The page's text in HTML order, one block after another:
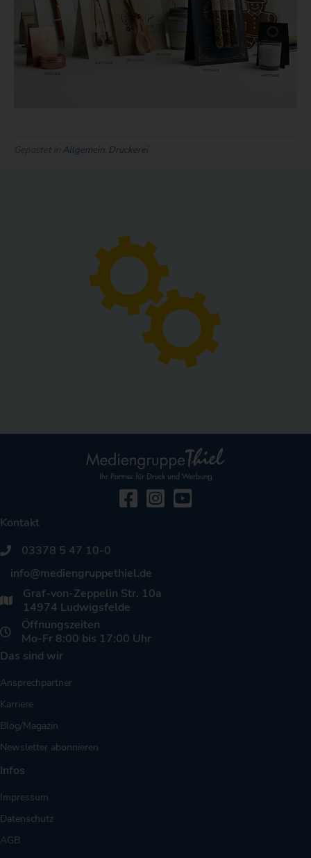
Gepostet in Allgemein, Druckerei
FacebookInstagramm
YouTube
Kontakt
03378 5 47 10-0
info@mediengruppethiel.de
Graf-von-Zeppelin Str. 10a
14974 Ludwigsfelde
Öffnungszeiten
Mo-Fr 8:00 bis 17:00 Uhr
Das sind wir
Ansprechpartner
Karriere
Blog/Magazin
Newsletter abonnieren
Infos
Impressum
Datenschutz
AGB